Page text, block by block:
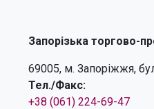
Запорізька торгово-
69005, м. Запоріжжя,
Тел./Факс:
+38 (061) 224-69-47